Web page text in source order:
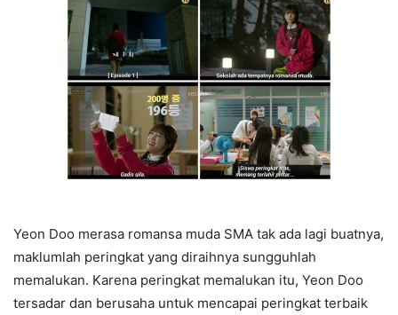
Yeon Doo merasa romansa muda SMA tak ada lagi buatnya,
maklumlah peringkat yang diraihnya sungguhlah
memalukan. Karena peringkat memalukan itu, Yeon Doo
tersadar dan berusaha untuk mencapai peringkat terbaik